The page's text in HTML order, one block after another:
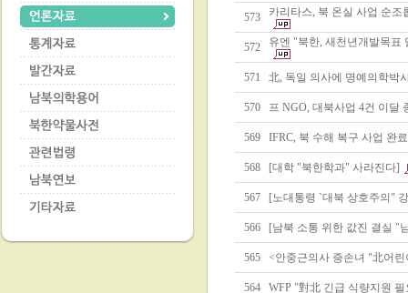
573 카리타스, 북 온실 사업 순조
572 유엔 "북한, 새천년개발목표
571 北, 독일 의사에 명예의학박
570 프 NGO, 대북사업 4건 이달
569 IFRC, 북 수해 복구 사업 완
568 [대학 "북한학과" 사라진다]
567 [노대통령 `대북 상호주의"
566 [남북 소통 위한 값진 결실 "
565 <안중근의사 증손녀 "北어
564 WFP "對北 긴급 식량지원